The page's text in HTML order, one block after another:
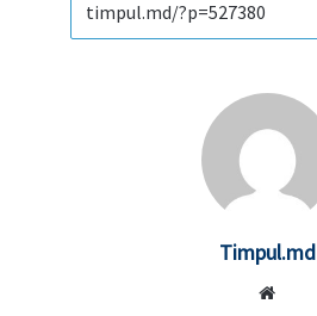
Timpul.md